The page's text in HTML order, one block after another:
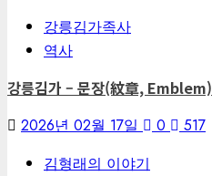
강릉김가족사
역사
강릉김가 – 문장(紋章, Emblem)
2026년 02월 17일 0
517
김형래의 이야기